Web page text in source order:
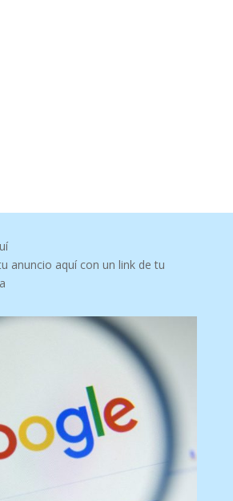
anuncio aquí con un link de tu